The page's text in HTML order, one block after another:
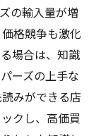
の輸入量が増
格競争も激化
場合は、知識
ーズの上手な
みができる店
クし、高価買